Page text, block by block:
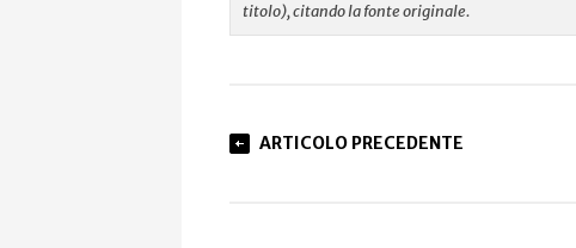
titolo), citando la fonte originale.
ARTICOLO PRECEDENTE